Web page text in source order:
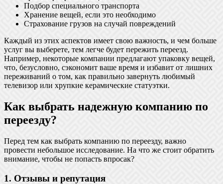
Подбор специального транспорта
Хранение вещей, если это необходимо
Страхование грузов на случай повреждений
Каждый из этих аспектов имеет свою важность, и чем больше
услуг вы выберете, тем легче будет пережить переезд.
Например, некоторые компании предлагают упаковку вещей,
что, безусловно, сэкономит ваше время и избавит от лишних
переживаний о том, как правильно завернуть любимый
телевизор или хрупкие керамические статуэтки.
Как выбрать надежную компанию по
переезду?
Перед тем как выбрать компанию по переезду, важно
провести небольшое исследование. На что же стоит обратить
внимание, чтобы не попасть впросак?
1. Отзывы и репутация